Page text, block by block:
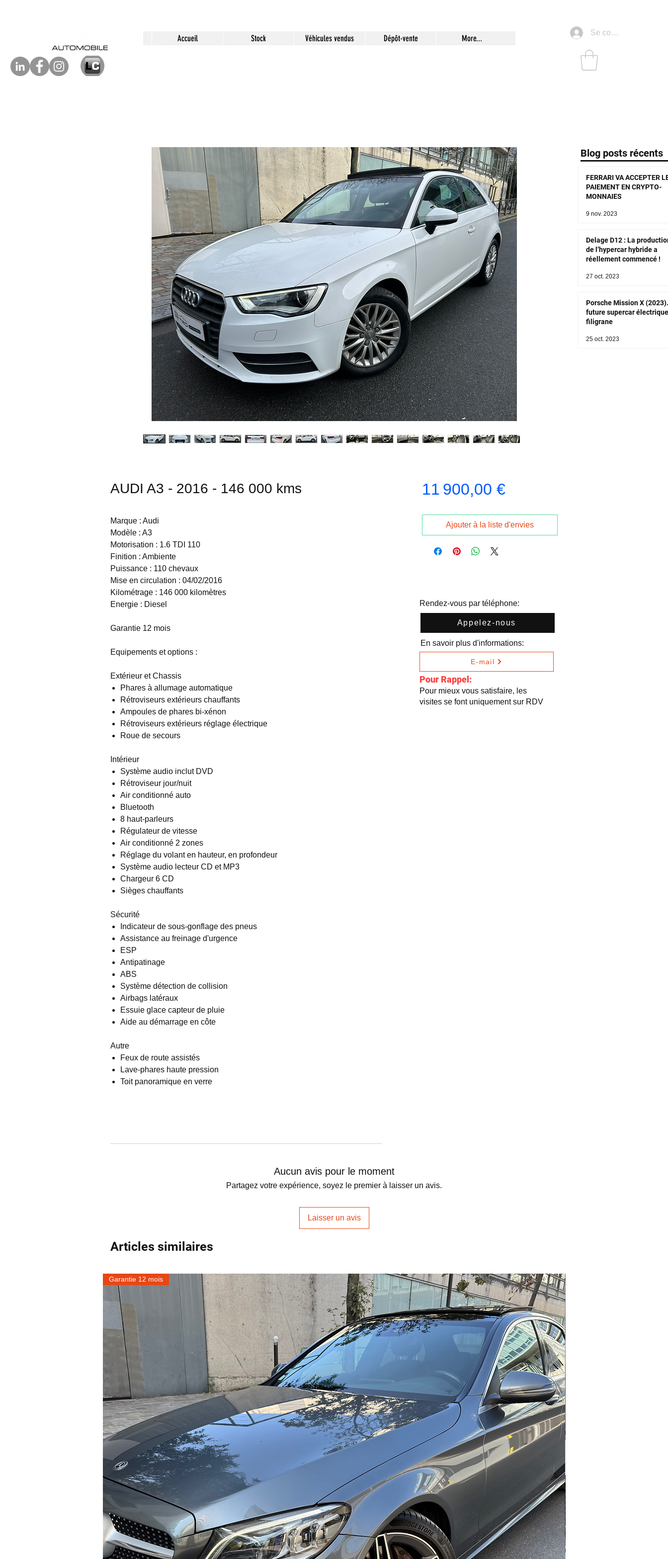
Accueil Stock Véhicules vendus Dépôt-vente More...
Se connecter
AUDI A3 - 2016 - 146 000 kms
Marque : Audi
Modèle : A3
Motorisation : 1.6 TDI 110
Finition : Ambiente
Puissance : 110 chevaux
Mise en circulation : 04/02/2016
Kilométrage : 146 000 kilomètres
Energie : Diesel
Garantie 12 mois
Equipements et options :
Extérieur et Chassis
Phares à allumage automatique
Rétroviseurs extérieurs chauffants
Ampoules de phares bi-xénon
Rétroviseurs extérieurs réglage électrique
Roue de secours
Intérieur
Système audio inclut DVD
Rétroviseur jour/nuit
Air conditionné auto
Bluetooth
8 haut-parleurs
Régulateur de vitesse
Air conditionné 2 zones
Réglage du volant en hauteur, en profondeur
Système audio lecteur CD et MP3
Chargeur 6 CD
Sièges chauffants
Sécurité
Indicateur de sous-gonflage des pneus
Assistance au freinage d'urgence
ESP
Antipatinage
ABS
Système détection de collision
Airbags latéraux
Essuie glace capteur de pluie
Aide au démarrage en côte
Autre
Feux de route assistés
Lave-phares haute pression
Toit panoramique en verre
11 900,00 €Prix
Ajouter à la liste d'envies
Aucun avis pour le moment
Partagez votre expérience, soyez le premier à laisser un avis.
Laisser un avis
Rendez-vous par téléphone:
Appelez-nous
En savoir plus d'informations:
E-mail
Pour Rappel:
Pour mieux vous satisfaire, les
visites se font uniquement sur RDV
Blog posts récents
FERRARI VA ACCEPTER
PAIEMENT EN CRYPTO-
MONNAIES
9 nov. 2023
Delage D12 : La
de l’hypercar hybride a
réellement commencé !
27 oct. 2023
Porsche Mission X
future supercar
filigrane
25 oct. 2023
Articles similaires
Garantie 12 mois